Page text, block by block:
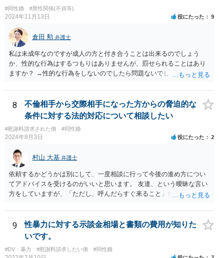
#同性婚 #異性関係(不貞等)
2024年11月13日 役にたった 9
倉田 勲 弁護士
私は未成年なのですが成人の方と付き合うことは出来るのでしょう
か、性的な行為はするつもりはありませんが、罰せられることはあり
ますか？ →性的な行為をしないのでしたら問題ないでしょう
8
不倫相手から交際相手になった方からの脅迫的な
条件に対する法的対応について相談したい
#慰謝料請求された側 #同性婚
2024年8月3日 役にたった 2
村山 大基 弁護士
依頼するかどうかは別にして、一度相談に行って今後の進め方につい
てアドバイスを受けるのがいいと思います。 友達、という曖昧な言い
方をしていますが、「ただし、呼んだらすぐ来ること」などと条件を
通り関わりを断つ方向がいいと思います。
9
性暴力に対する示談金相場と書類の費用が知りた
いです。
#DV・暴力 #慰謝料請求したい側 #同性婚